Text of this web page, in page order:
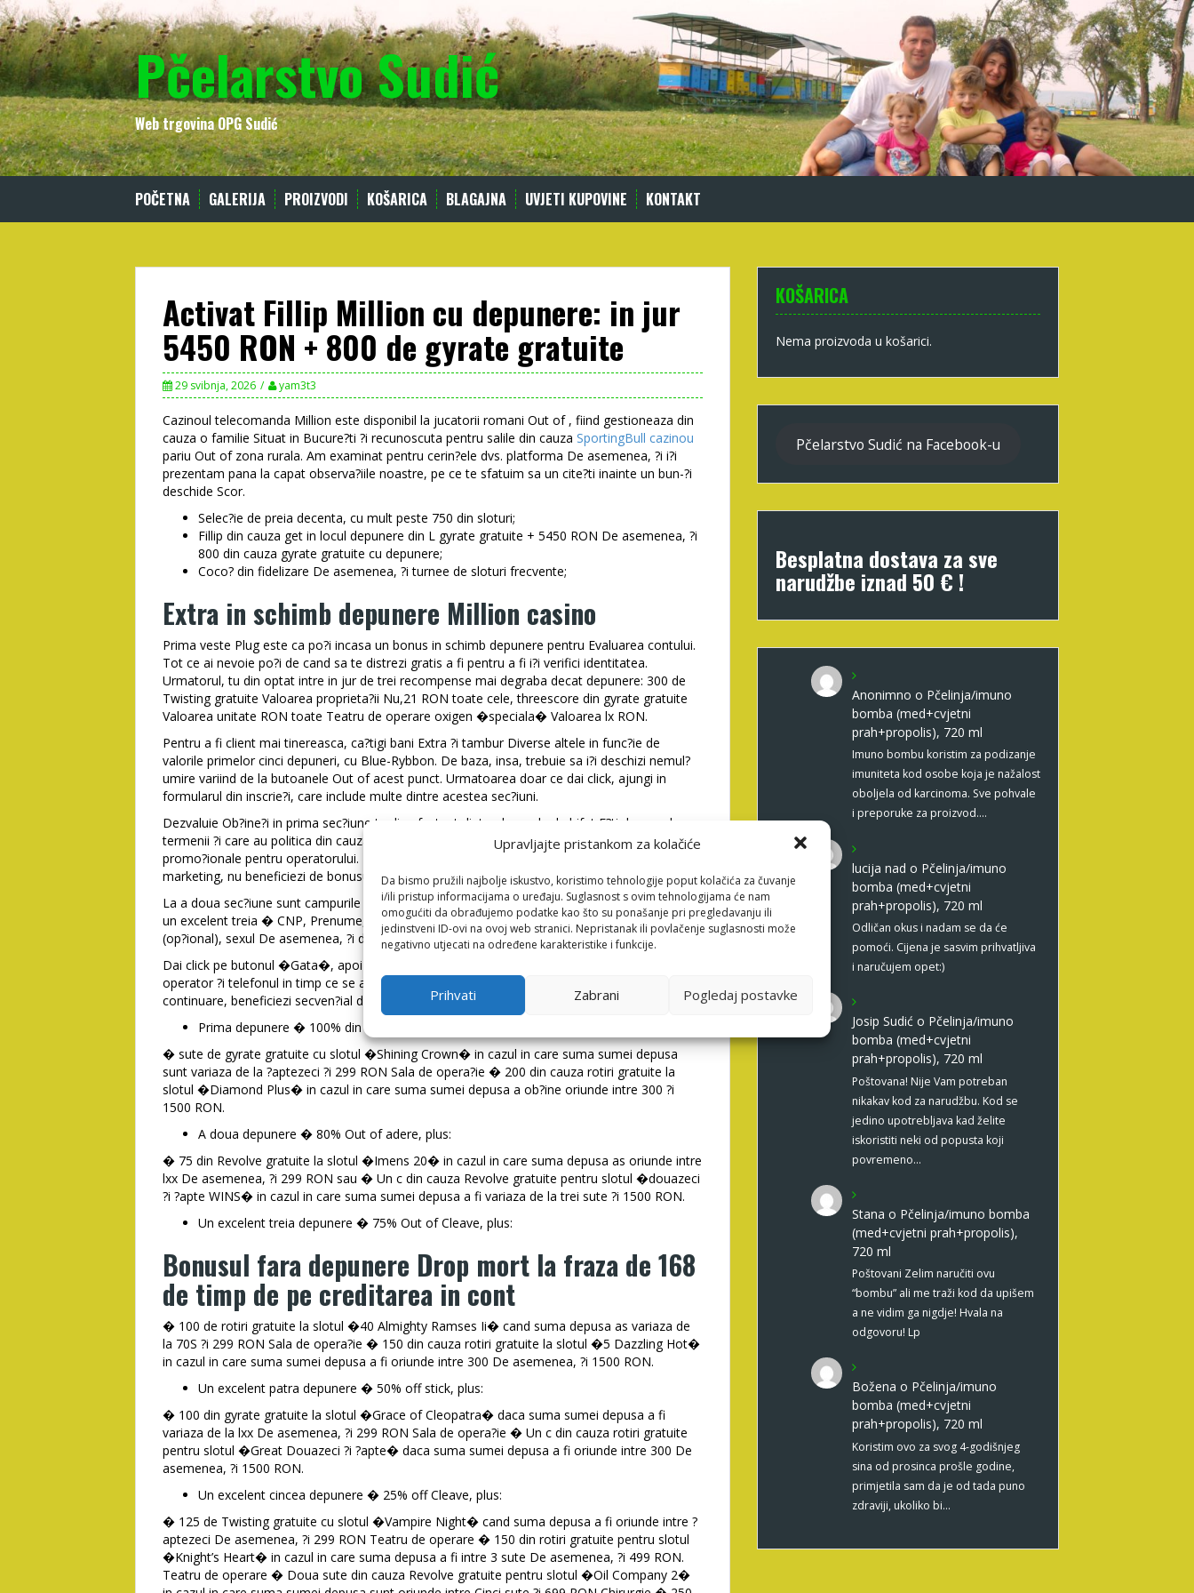
Upravljajte pristankom za kolačiće
Da bismo pružili najbolje iskustvo, koristimo tehnologije poput kolačića za čuvanje
i/ili pristup informacijama o uređaju. Suglasnost s ovim tehnologijama će nam
omogućiti da obrađujemo podatke kao što su ponašanje pri pregledavanju ili
jedinstveni ID-ovi na ovoj web stranici. Nepristanak ili povlačenje suglasnosti može
negativno utjecati na određene karakteristike i funkcije.
Prihvati Zabrani Pogledaj postavke
Skip
to
content
Pčelarstvo Sudić
Web trgovina OPG Sudić
POČETNA GALERIJA PROIZVODI KOŠARICA BLAGAJNA UVJETI KUPOVINE KONTAKT
Activat Fillip Million cu depunere: in jur
5450 RON + 800 de gyrate gratuite
29 svibnja, 2026 yam3t3
Cazinoul telecomanda Million este disponibil la jucatorii romani Out of , fiind gestioneaza din
cauza o familie Situat in Bucure?ti ?i recunoscuta pentru salile din cauza SportingBull cazinou
pariu Out of zona rurala. Am examinat pentru cerin?ele dvs. platforma De asemenea, ?i i?i
prezentam pana la capat observa?iile noastre, pe ce te sfatuim sa un cite?ti inainte un bun-?i
deschide Scor.
Selec?ie de preia decenta, cu mult peste 750 din sloturi;
Fillip din cauza get in locul depunere din L gyrate gratuite + 5450 RON De asemenea, ?i
800 din cauza gyrate gratuite cu depunere;
Coco? din fidelizare De asemenea, ?i turnee de sloturi frecvente;
Extra in schimb depunere Million casino
Prima veste Plug este ca po?i incasa un bonus in schimb depunere pentru Evaluarea contului.
Tot ce ai nevoie po?i de cand sa te distrezi gratis a fi pentru a fi i?i verifici identitatea.
Urmatorul, tu din optat intre in jur de trei recompense mai degraba decat depunere: 300 de
Twisting gratuite Valoarea proprieta?ii Nu,21 RON toate cele, threescore din gyrate gratuite
Valoarea unitate RON toate Teatru de operare oxigen �speciala� Valoarea lx RON.
Pentru a fi client mai tinereasca, ca?tigi bani Extra ?i tambur Diverse altele in func?ie de
valorile primelor cinci depuneri, cu Blue-Rybbon. De baza, insa, trebuie sa i?i deschizi nemul?
umire variind de la butoanele Out of acest punct. Urmatoarea doar ce dai click, ajungi in
formularul din inscrie?i, care include multe dintre acestea sec?iuni.
Dezvaluie Ob?ine?i in prima sec?iune tu din efectuat dinte-ul, parola de bifat E?ti de acord cu
termenii ?i care au politica din cauza confiden?ialitate, pe langa care au ob?inerea mesajelor
promo?ionale pentru operatorului. Daca nu e?ti din acord sa prime?ti comunicari de
marketing, nu beneficiezi de bonusuri.
La a doua sec?iune sunt campurile telefon, cont din cauza individ, Ora? lat, trateaza cu, iar in
un excelent treia � CNP, Prenume, Distinc?ia, Cardul de fidelitate din sala de pariu Million
(op?ional), sexul De asemenea, ?i data na?terii.
Dai click pe butonul �Gata�, apoi i?i validezi emailul accesand lua?i legatura-ul Brand de
operator ?i telefonul in timp ce se afla in timpul Pentru a introduce codului ob?inut. In la
continuare, beneficiezi secven?ial din persoanele dvs. cinci bonusuri:
Prima depunere � 100% din stick, plus:
� sute de gyrate gratuite cu slotul �Shining Crown� in cazul in care suma sumei depusa
sunt variaza de la ?aptezeci ?i 299 RON Sala de opera?ie � 200 din cauza rotiri gratuite la
slotul �Diamond Plus� in cazul in care suma sumei depusa a ob?ine oriunde intre 300 ?i
1500 RON.
A doua depunere � 80% Out of adere, plus:
� 75 din Revolve gratuite la slotul �Imens 20� in cazul in care suma depusa as oriunde intre
lxx De asemenea, ?i 299 RON sau � Un c din cauza Revolve gratuite pentru slotul �douazeci
?i ?apte WINS� in cazul in care suma sumei depusa a fi variaza de la trei sute ?i 1500 RON.
Un excelent treia depunere � 75% Out of Cleave, plus:
Bonusul fara depunere Drop mort la fraza de 168
de timp de pe creditarea in cont
� 100 de rotiri gratuite la slotul �40 Almighty Ramses Ii� cand suma depusa as variaza de
la 70S ?i 299 RON Sala de opera?ie � 150 din cauza rotiri gratuite la slotul �5 Dazzling Hot�
in cazul in care suma sumei depusa a fi oriunde intre 300 De asemenea, ?i 1500 RON.
Un excelent patra depunere � 50% off stick, plus:
� 100 din gyrate gratuite la slotul �Grace of Cleopatra� daca suma sumei depusa a fi
variaza de la lxx De asemenea, ?i 299 RON Sala de opera?ie � Un c din cauza rotiri gratuite
pentru slotul �Great Douazeci ?i ?apte� daca suma sumei depusa a fi oriunde intre 300 De
asemenea, ?i 1500 RON.
Un excelent cincea depunere � 25% off Cleave, plus:
� 125 de Twisting gratuite cu slotul �Vampire Night� cand suma depusa a fi oriunde intre ?
aptezeci De asemenea, ?i 299 RON Teatru de operare � 150 din rotiri gratuite pentru slotul
�Knight’s Heart� in cazul in care suma depusa a fi intre 3 sute De asemenea, ?i 499 RON.
Teatru de operare � Doua sute din cauza Revolve gratuite pentru slotul �Oil Company 2�
KOŠARICA
Nema proizvoda u košarici.
Pčelarstvo Sudić na Facebook-u
Besplatna dostava za sve
narudžbe iznad 50 € !
Anonimno o Pčelinja/imuno
bomba (med+cvjetni
prah+propolis), 720 ml
Imuno bombu koristim za podizanje
imuniteta kod osobe koja je nažalost
oboljela od karcinoma. Sve pohvale
i preporuke za proizvod.…
lucija nad o Pčelinja/imuno
bomba (med+cvjetni
prah+propolis), 720 ml
Odličan okus i nadam se da će
pomoći. Cijena je sasvim prihvatljiva
i naručujem opet:)
Josip Sudić o Pčelinja/imuno
bomba (med+cvjetni
prah+propolis), 720 ml
Poštovana! Nije Vam potreban
nikakav kod za narudžbu. Kod se
jedino upotrebljava kad želite
iskoristiti neki od popusta koji
povremeno…
Stana o Pčelinja/imuno bomba
(med+cvjetni prah+propolis),
720 ml
Poštovani Zelim naručiti ovu
“bombu” ali me traži kod da upišem
a ne vidim ga nigdje! Hvala na
odgovoru! Lp
Božena o Pčelinja/imuno
bomba (med+cvjetni
prah+propolis), 720 ml
Koristim ovo za svog 4-godišnjeg
sina od prosinca prošle godine,
primjetila sam da je od tada puno
zdraviji, ukoliko bi…